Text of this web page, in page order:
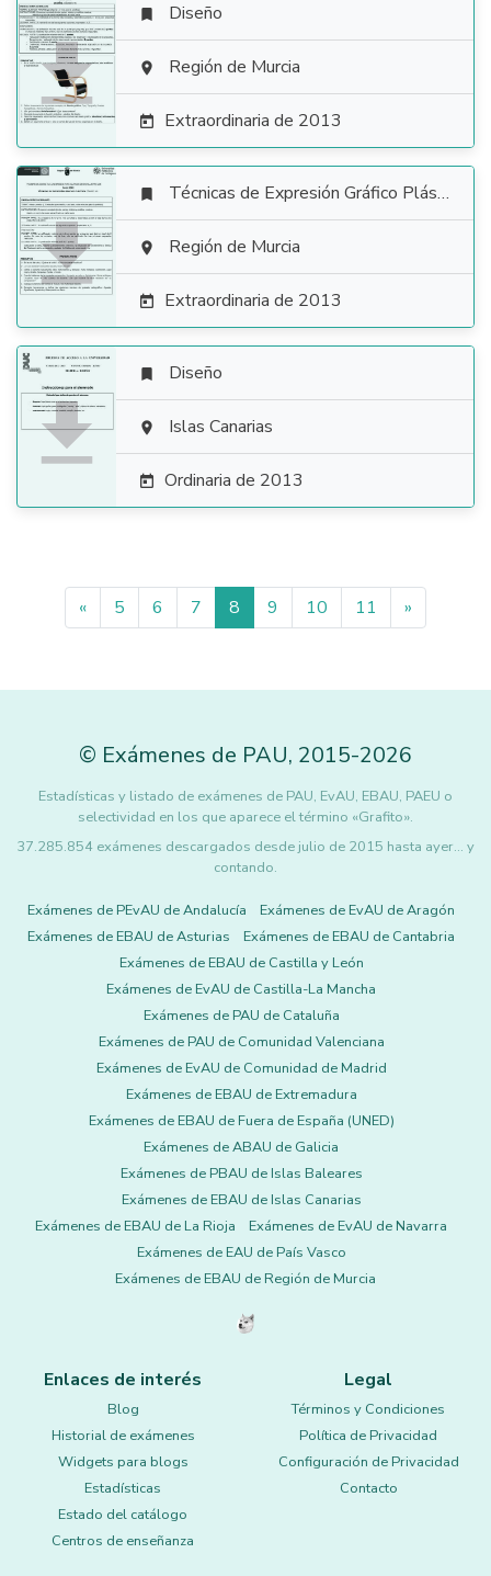

 Diseño
 Región de Murcia
 Extraordinaria de 2013

 Técnicas de Expresión Gráfico Plástica
 Región de Murcia
 Extraordinaria de 2013

 Diseño
 Islas Canarias
 Ordinaria de 2013
« 5 6 7 8 9 10 11 »
© Exámenes de PAU, 2015-2026
Estadísticas y listado de exámenes de PAU, EvAU, EBAU, PAEU o
selectividad en los que aparece el término «Grafito».
37.285.854 exámenes descargados desde julio de 2015 hasta ayer... y
contando.
Exámenes de PEvAU de Andalucía
Exámenes de EvAU de Aragón
Exámenes de EBAU de Asturias
Exámenes de EBAU de Cantabria
Exámenes de EBAU de Castilla y León
Exámenes de EvAU de Castilla-La Mancha
Exámenes de PAU de Cataluña
Exámenes de PAU de Comunidad Valenciana
Exámenes de EvAU de Comunidad de Madrid
Exámenes de EBAU de Extremadura
Exámenes de EBAU de Fuera de España (UNED)
Exámenes de ABAU de Galicia
Exámenes de PBAU de Islas Baleares
Exámenes de EBAU de Islas Canarias
Exámenes de EBAU de La Rioja
Exámenes de EvAU de Navarra
Exámenes de EAU de País Vasco
Exámenes de EBAU de Región de Murcia
Enlaces de interés
Blog
Historial de exámenes
Widgets para blogs
Estadísticas
Estado del catálogo
Centros de enseñanza
Legal
Términos y Condiciones
Política de Privacidad
Configuración de Privacidad
Contacto